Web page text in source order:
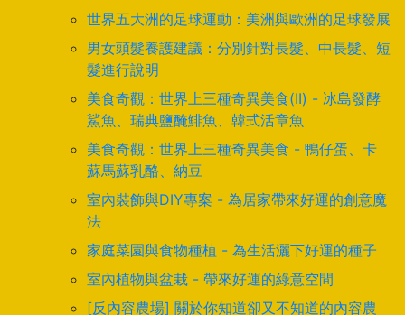
世界五大洲的足球運動：美洲與歐洲的足球發展
男女頭髮養護建議：分別針對長髮、中長髮、短
髮進行說明
美食奇觀：世界上三種奇異美食(II) - 冰島發酵
鯊魚、瑞典鹽醃鯡魚、韓式活章魚
美食奇觀：世界上三種奇異美食 - 鴨仔蛋、卡
蘇馬蘇乳酪、納豆
室內裝飾與DIY專案 - 為居家帶來好運的創意魔
法
家庭菜園與食物種植 - 為生活灑下好運的種子
室內植物與盆栽 - 帶來好運的綠意空間
[反內容農場] 關於你知道卻又不知道的內容農